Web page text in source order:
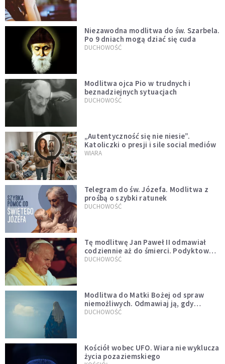
Niezawodna modlitwa do św. Szarbela.
Po 9 dniach mogą dziać się cuda
DUCHOWOŚĆ
Modlitwa ojca Pio w trudnych i
beznadziejnych sytuacjach
DUCHOWOŚĆ
„Autentyczność się nie niesie”.
Katoliczki o presji i sile social mediów
WIARA
Telegram do św. Józefa. Modlitwa z
prośbą o szybki ratunek
DUCHOWOŚĆ
Tę modlitwę Jan Paweł II odmawiał
codziennie aż do śmierci. Podyktował
mu ją ojciec
DUCHOWOŚĆ
Modlitwa do Matki Bożej od spraw
niemożliwych. Odmawiaj ją, gdy
wszystko idzie źle
DUCHOWOŚĆ
Kościół wobec UFO. Wiara nie wyklucza
życia pozaziemskiego